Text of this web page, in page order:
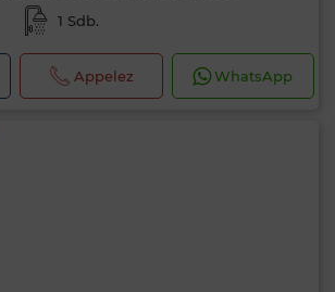
1 Sdb.
Appelez WhatsApp